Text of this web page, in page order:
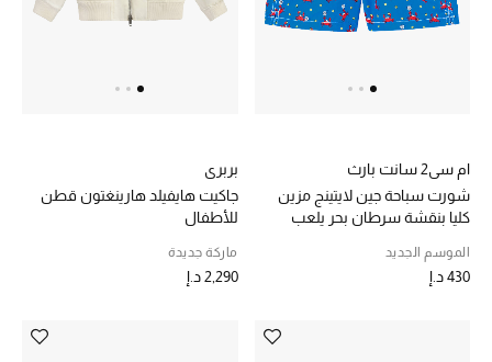
جديد لدينا
نسوقوا أحدث ما وصلنا
ام سي2 سانت بارث
شورت سباحة جين لايتينج مزين
كليا بنقشة سرطان بحر يلعب
الموسم الجديد
430 د.إ
بربري
جاكيت هايفيلد هارينغتون قطن
للأطفال
ماركة جديدة
2,290 د.إ